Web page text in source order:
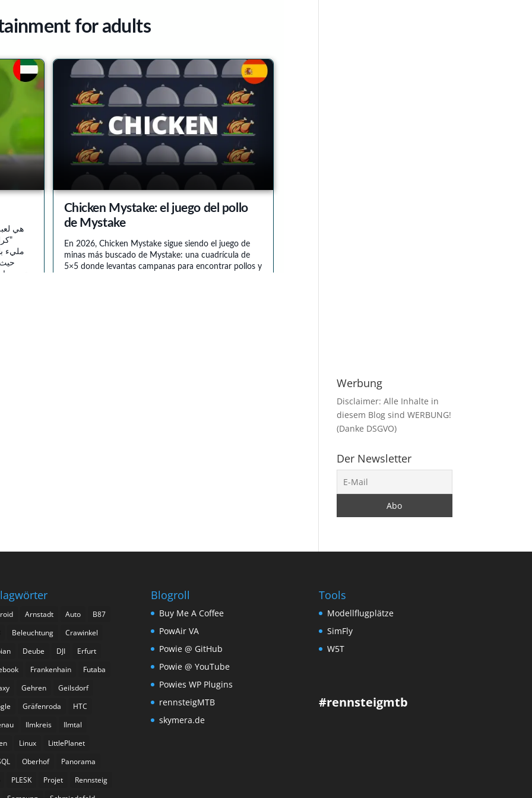
Werbung
Disclaimer: Alle Inhalte in
diesem Blog sind WERBUNG!
(Danke DSGVO)
Der Newsletter
Arnstadt Auto
B87
Beleuchtung
Crawinkel
Deube DJI
Erfurt
Frankenhain
Futaba
Gehren
Geilsdorf
Gräfenroda
HTC
Ilmkreis
Ilmtal
Linux
LittlePlanet
Oberhof
Panorama
PLESK Projet
Rennsteig
Blogroll
Buy Me A Coffee
PowAir VA
Powie @ GitHub
Powie @ YouTube
Powies WP Plugins
rennsteigMTB
skymera.de
Tools
Modellflugplätze
SimFly
W5T
#rennsteigmtb